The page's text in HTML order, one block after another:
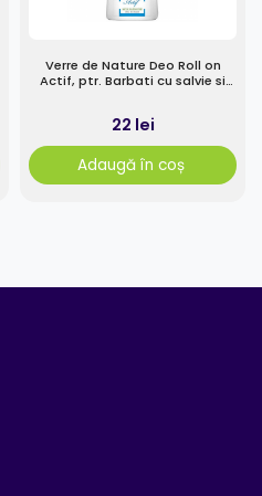
Verre de Nature Deo Roll on
Actif, ptr. Barbati cu salvie si
22 lei
Adaugă în coș